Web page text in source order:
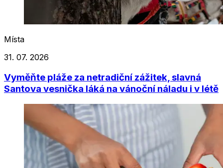
Místa
31. 07. 2026
Vyměňte pláže za netradiční zážitek, slavná
Santova vesnička láká na vánoční náladu i v létě